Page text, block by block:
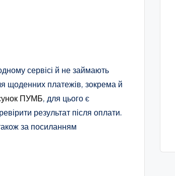
сервісі й не займають
щоденних платежів, зокрема й
ПУМБ, для цього є
результат після оплати.
за посиланням